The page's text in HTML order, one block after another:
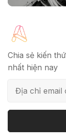
Chia sẻ kiến
nhất hiện nay